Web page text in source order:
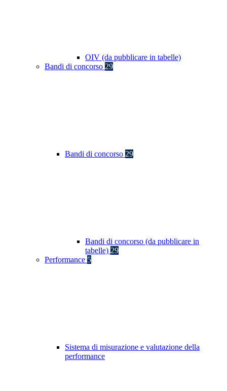
OIV (da pubblicare in tabelle)
Bandi di concorso 29
Bandi di concorso 29
Bandi di concorso (da pubblicare in
tabelle) 29
Performance 5
Sistema di misurazione e valutazione della
performance